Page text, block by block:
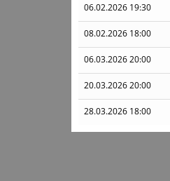
06.02.2026 19:30
08.02.2026 18:00
06.03.2026 20:00
20.03.2026 20:00
28.03.2026 18:00